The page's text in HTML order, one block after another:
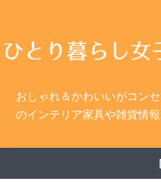
おしゃれ＆かわいいがコン
のインテリア家具や雑貨情報